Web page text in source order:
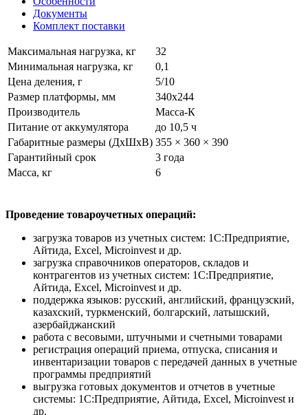
Документы
Комплект поставки
Максимальная нагрузка, кг
32
Минимальная нагрузка, кг
0,1
Цена деления, г
5/10
Размер платформы, мм
340x244
Производитель
Масса-К
Питание от аккумулятора
до 10,5 ч
Габаритные размеры (ДхШхВ) 355 × 360 × 390
Гарантийный срок
3 года
Масса, кг
6
Проведение товароучетных операций:
загрузка товаров из учетных систем: 1С:Предприятие,
Айтида, Excel, Microinvest и др.
загрузка справочников операторов, складов и
контрагентов из учетных систем: 1С:Предприятие,
Айтида, Excel, Microinvest и др.
поддержка языков: русский, английский, французский,
казахский, туркменский, болгарский, латышский,
азербайджанский
работа с весовыми, штучными и счетными товарами
регистрация операций приема, отпуска, списания и
инвентаризации товаров с передачей данных в учетные
программы предприятий
выгрузка готовых документов и отчетов в учетные
системы: 1С:Предприятие, Айтида, Excel, Microinvest и
др.